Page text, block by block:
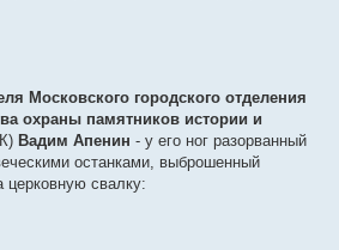
Московского городского отделения
охраны памятников истории и
Вадим Апенин - у его ног разорванный
останками, выброшенный
свалку: